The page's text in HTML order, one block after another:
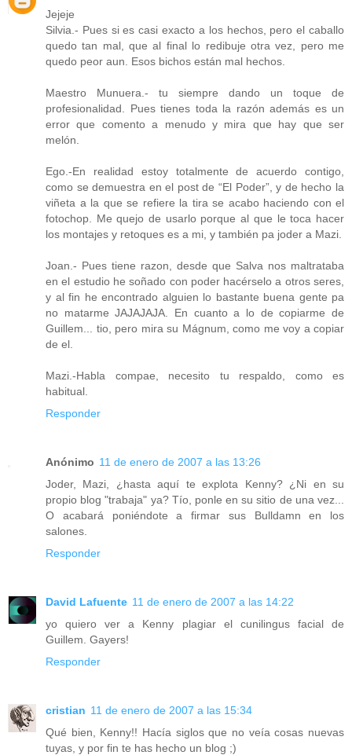
Jejeje
Silvia.- Pues si es casi exacto a los hechos, pero el caballo
quedo tan mal, que al final lo redibuje otra vez, pero me
quedo peor aun. Esos bichos están mal hechos.
Maestro Munuera.- tu siempre dando un toque de
profesionalidad. Pues tienes toda la razón además es un
error que comento a menudo y mira que hay que ser
melón.
Ego.-En realidad estoy totalmente de acuerdo contigo,
como se demuestra en el post de “El Poder”, y de hecho la
viñeta a la que se refiere la tira se acabo haciendo con el
fotochop. Me quejo de usarlo porque al que le toca hacer
los montajes y retoques es a mi, y también pa joder a Mazi.
Joan.- Pues tiene razon, desde que Salva nos maltrataba
en el estudio he soñado con poder hacérselo a otros seres,
y al fin he encontrado alguien lo bastante buena gente pa
no matarme JAJAJAJA. En cuanto a lo de copiarme de
Guillem... tio, pero mira su Mágnum, como me voy a copiar
de el.
Mazi.-Habla compae, necesito tu respaldo, como es
habitual.
Responder
Anónimo 11 de enero de 2007 a las 13:26
Joder, Mazi, ¿hasta aquí te explota Kenny? ¿Ni en su
propio blog "trabaja" ya? Tío, ponle en su sitio de una vez...
O acabará poniéndote a firmar sus Bulldamn en los
salones.
Responder
David Lafuente 11 de enero de 2007 a las 14:22
yo quiero ver a Kenny plagiar el cunilingus facial de
Guillem. Gayers!
Responder
cristian 11 de enero de 2007 a las 15:34
Qué bien, Kenny!! Hacía siglos que no veía cosas nuevas
tuyas, y por fin te has hecho un blog ;)